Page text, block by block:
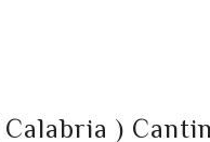
Calabria )